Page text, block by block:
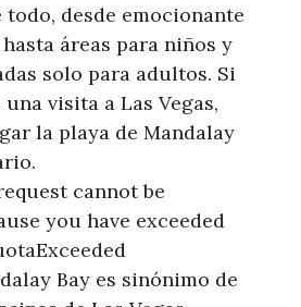
desde emocionante
áreas para niños y
solo para adultos. Si
visita a Las Vegas,
la playa de Mandalay
cannot be
you have exceeded
Bay es sinónimo de